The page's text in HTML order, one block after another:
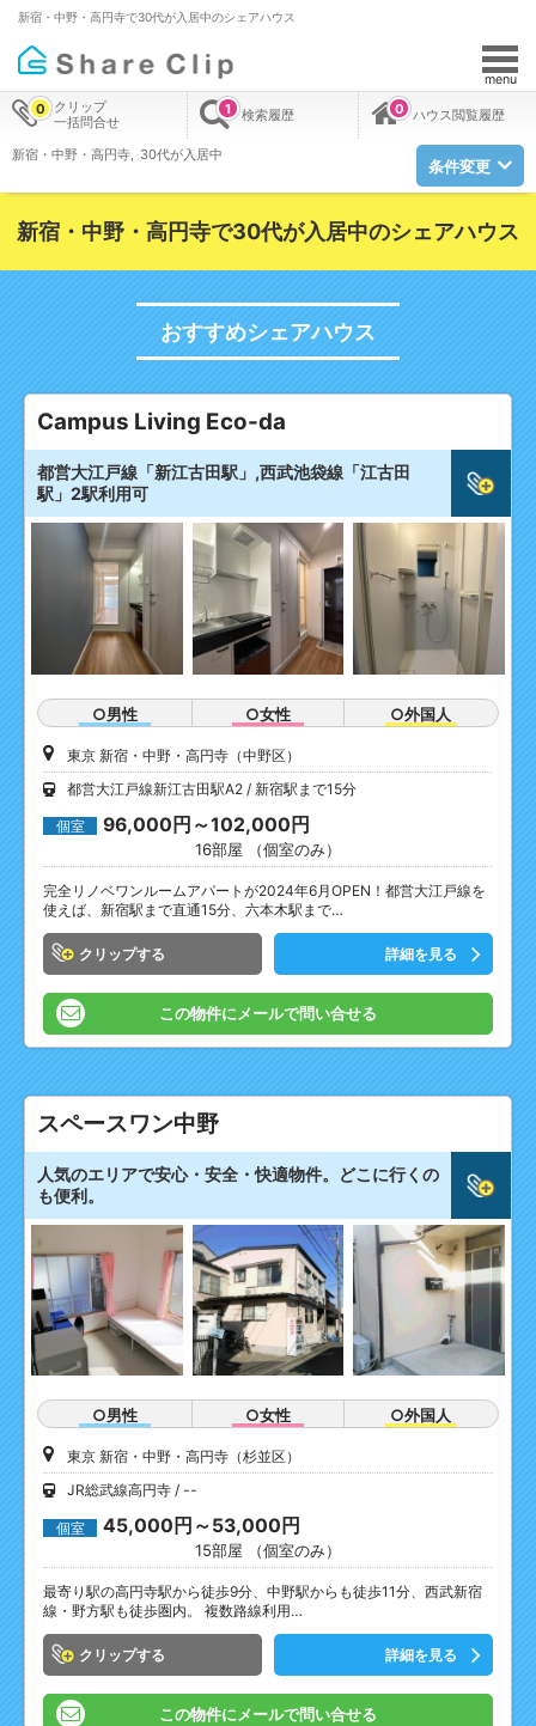
新宿・中野・高円寺で30代が入居中のシェアハウス
menu
クリップ
一括問合せ
0 検索履歴
1 ハウス閲覧履歴
0
新宿・中野・高円寺 30代が入居中
条件変更
新宿・中野・高円寺で30代が入居中のシェアハウス
おすすめシェアハウス
Campus Living Eco-da
都営大江戸線「新江古田駅」,西武池袋線「江古田
駅」2駅利用可
○男性 ○女性 ○外国人
東京 新宿・中野・高円寺（中野区）
都営大江戸線新江古田駅A2
新宿駅まで15分
個室 96,000円～102,000円
16部屋 （個室のみ）
完全リノベワンルームアパートが2024年6月OPEN！都営大江戸線を
使えば、新宿駅まで直通15分、六本木駅まで…
クリップ 詳細を見る
この物件にメールで問い合せる
スペースワン中野
人気のエリアで安心・安全・快適物件。どこに行くの
も便利。
○男性 ○女性 ○外国人
東京 新宿・中野・高円寺（杉並区）
JR総武線高円寺
--
個室 45,000円～53,000円
15部屋 （個室のみ）
最寄り駅の高円寺駅から徒歩9分、中野駅からも徒歩11分、西武新宿
線・野方駅も徒歩圏内。 複数路線利用…
クリップ 詳細を見る
この物件にメールで問い合せる